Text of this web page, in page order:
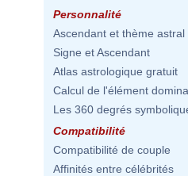
Personnalité
Ascendant et thème astral
Signe et Ascendant
Atlas astrologique gratuit
Calcul de l'élément
Les 360 degrés
Compatibilité
Compatibilité de couple
Affinités entre célébrités